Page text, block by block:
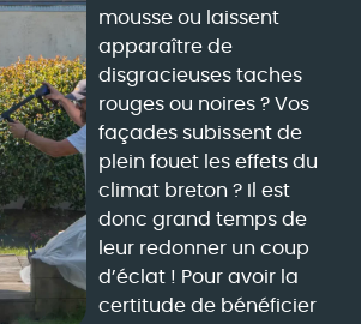
mousse ou laissent
apparaître de
disgracieuses taches
rouges ou noires ? Vos
façades subissent de
plein fouet les effets du
climat breton ? Il est
donc grand temps de
leur redonner un coup
d’éclat ! Pour avoir la
certitude de bénéficier